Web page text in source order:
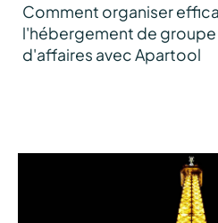
Comment organiser
l'hébergement de
d'affaires avec Apartool